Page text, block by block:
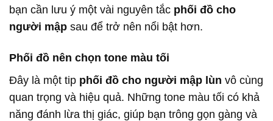
bạn cần lưu ý một vài nguyên tắc phối đồ cho
người mập sau để trở nên nổi bật hơn.
Phối đồ nên chọn tone màu tối
Đây là một tip phối đồ cho người mập lùn vô cùng
quan trọng và hiệu quả. Những tone màu tối có khả
năng đánh lừa thị giác, giúp bạn trông gọn gàng và